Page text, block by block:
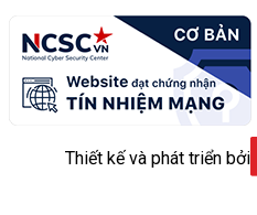
Thiết kế và phát triển bởi